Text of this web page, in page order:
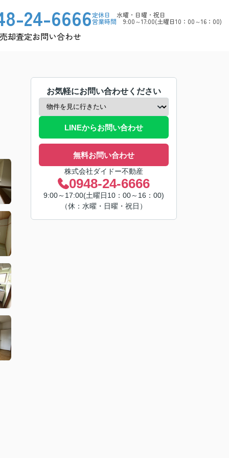
24-6666定休日 水曜・日曜・祝日
営業時間 9:00～17:00(土曜日10：00～16：00)
売却査定お問い合わせ
お気軽にお問い合わせください
LINEからお問い合わせ
無料お問い合わせ
株式会社ダイドー不動産
0948-24-6666
9:00～17:00(土曜日10：00～16：00)
（休：水曜・日曜・祝日）